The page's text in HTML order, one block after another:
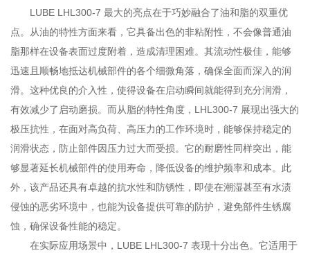
LUBE LHL300-7 最大的亮点在于巧妙融合了油和脂的双重优
点。从油的特性方面来看，它具备出色的非粘附性，不会像普通油
脂那样在设备表面过度附着，造成清理困难。其流动性极佳，能够
迅速且顺畅地抵达机械部件的各个细微角落，确保全面而深入的润
滑。这种优良的介入性，使得设备在启动瞬间就能得到充分润滑，
有效减少了启动磨损。而从脂的特性角度，LHL300-7 展现出强大的
极压抗性，在面对高负荷、高压力的工作环境时，能够保持稳定的
润滑状态，防止部件因压力过大而受损。它的耐磨性同样突出，能
够显著延长机械部件的使用寿命，降低设备的维护频率和成本。此
外，该产品还具有卓越的抗水性和防锈性，即使在潮湿甚至有水渍
侵蚀的恶劣环境中，也能为设备提供可靠的防护，避免部件生锈腐
蚀，确保设备性能的稳定。
在实际应用场景中，LUBE LHL300-7 表现十分出色。它适用于